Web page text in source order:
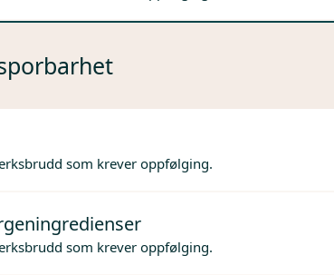
som krever oppfølging.
som krever oppfølging.